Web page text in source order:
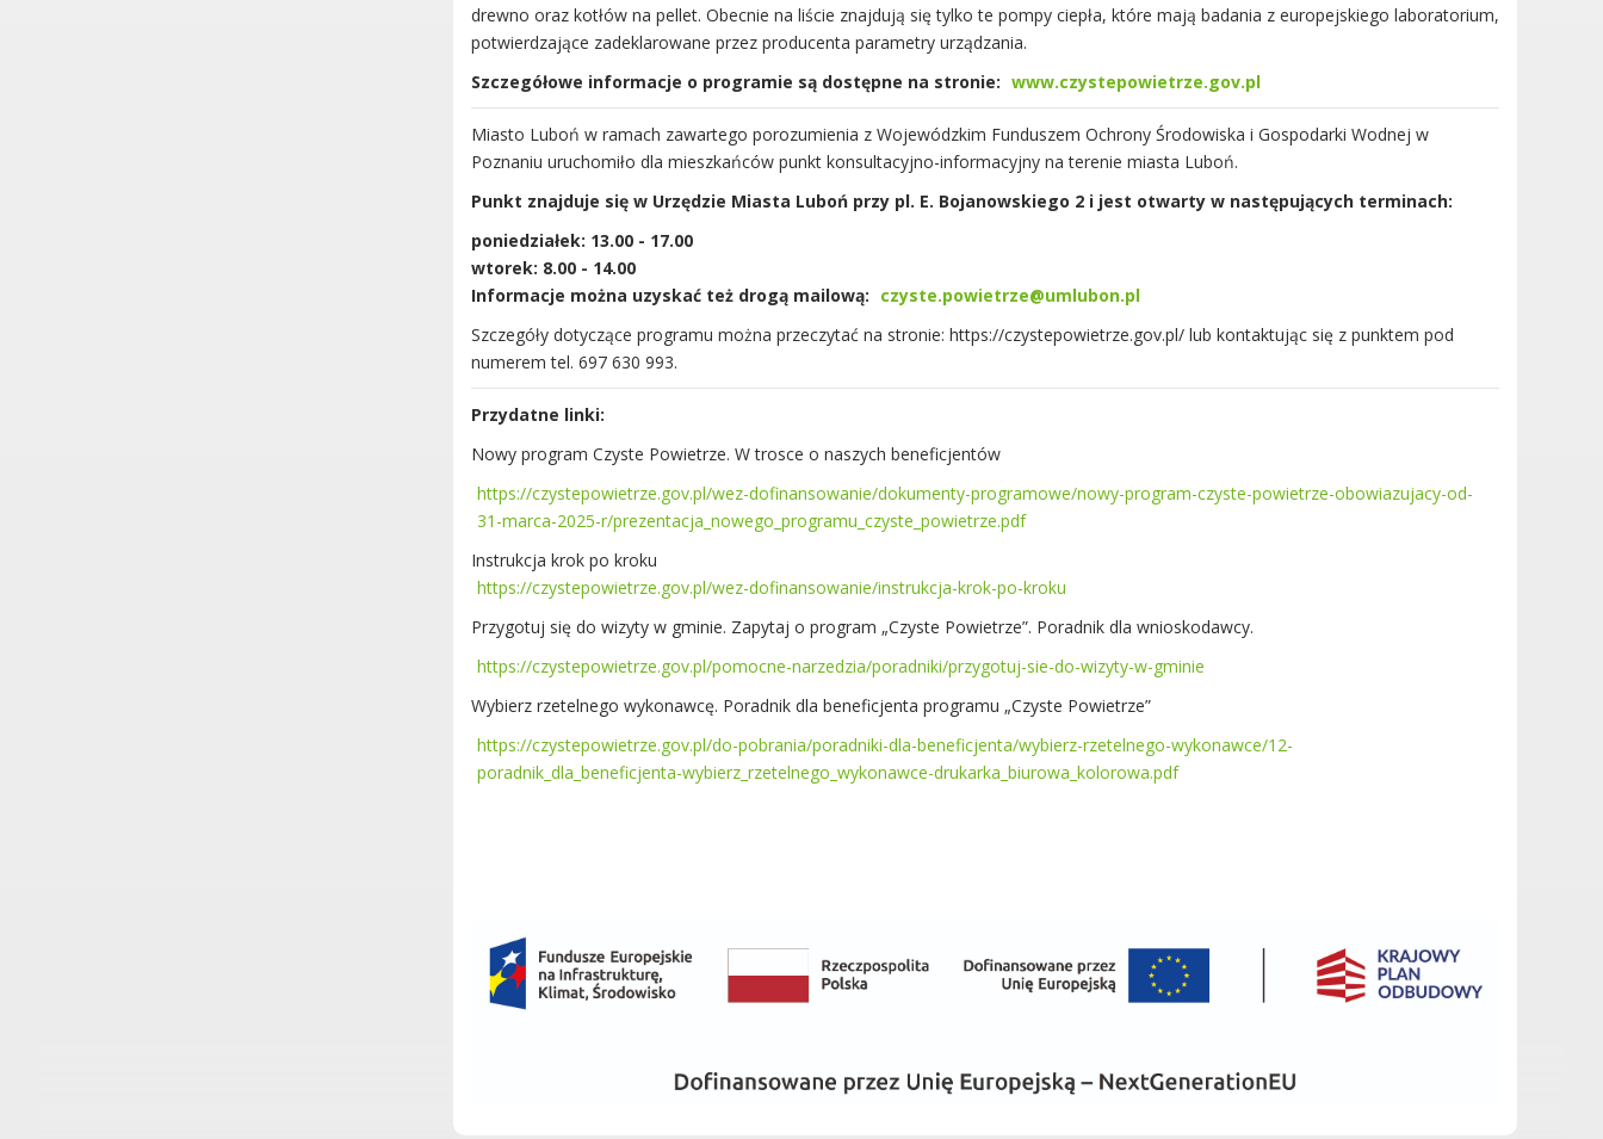
drewno oraz kotłów na pellet. Obecnie na liście znajdują się tylko te pompy ciepła, które mają badania z europejskiego laboratorium,
potwierdzające zadeklarowane przez producenta parametry urządzania.
Szczegółowe informacje o programie są dostępne na stronie: www.czystepowietrze.gov.pl
Miasto Luboń w ramach zawartego porozumienia z Wojewódzkim Funduszem Ochrony Środowiska i Gospodarki Wodnej w
Poznaniu uruchomiło dla mieszkańców punkt konsultacyjno-informacyjny na terenie miasta Luboń.
Punkt znajduje się w Urzędzie Miasta Luboń przy pl. E. Bojanowskiego 2 i jest otwarty w następujących terminach:
poniedziałek: 13.00 - 17.00
wtorek: 8.00 - 14.00
Informacje można uzyskać też drogą mailową: czyste.powietrze@umlubon.pl
Szczegóły dotyczące programu można przeczytać na stronie: https://czystepowietrze.gov.pl/ lub kontaktując się z punktem pod
numerem tel. 697 630 993.
Przydatne linki:
Nowy program Czyste Powietrze. W trosce o naszych beneficjentów
https://czystepowietrze.gov.pl/wez-dofinansowanie/dokumenty-programowe/nowy-program-czyste-powietrze-obowiazujacy-od-
31-marca-2025-r/prezentacja_nowego_programu_czyste_powietrze.pdf
Instrukcja krok po kroku
https://czystepowietrze.gov.pl/wez-dofinansowanie/instrukcja-krok-po-kroku
Przygotuj się do wizyty w gminie. Zapytaj o program „Czyste Powietrze”. Poradnik dla wnioskodawcy.
https://czystepowietrze.gov.pl/pomocne-narzedzia/poradniki/przygotuj-sie-do-wizyty-w-gminie
Wybierz rzetelnego wykonawcę. Poradnik dla beneficjenta programu „Czyste Powietrze”
https://czystepowietrze.gov.pl/do-pobrania/poradniki-dla-beneficjenta/wybierz-rzetelnego-wykonawce/12-
poradnik_dla_beneficjenta-wybierz_rzetelnego_wykonawce-drukarka_biurowa_kolorowa.pdf